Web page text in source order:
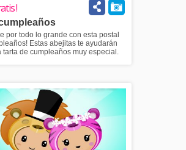
!
por todo lo grande con esta postal
Estas abejitas te ayudarán
tarta de cumpleaños muy especial.